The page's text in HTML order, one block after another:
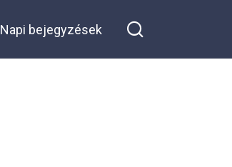
Napi bejegyzésekmegváltoztatta